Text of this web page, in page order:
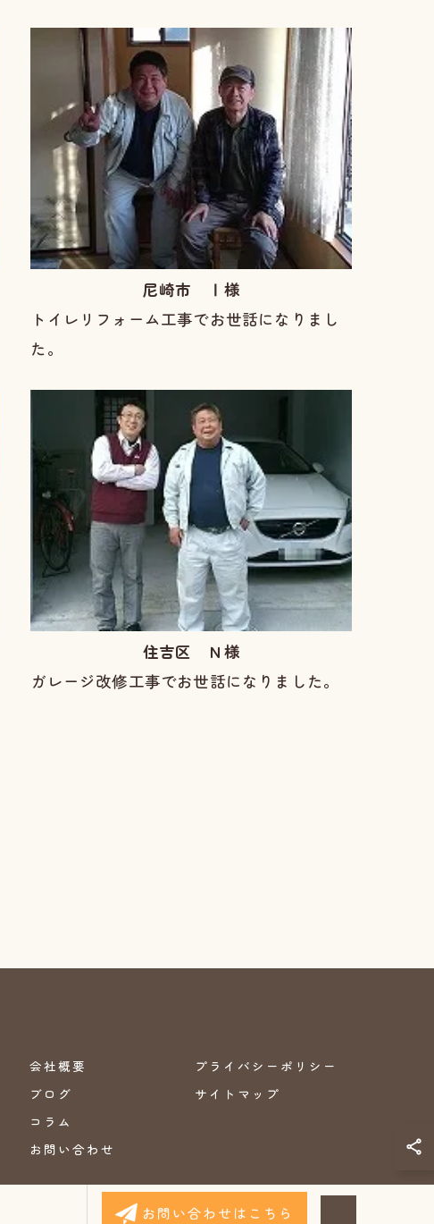
尼崎市 Ⅰ様
トイレリフォーム工事でお世話になりまし
た。
住吉区 Ｎ様
ガレージ改修工事でお世話になりました。
お問い合わせはこちら
会社概要
ブログ
コラム
お問い合わせ
プライバシーポリシー
サイトマップ